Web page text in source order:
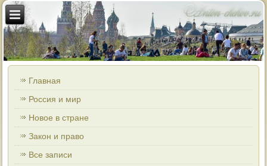
Главная
Россия и мир
Новое в стране
Закон и право
Все записи